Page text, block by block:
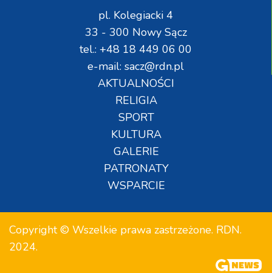
pl. Kolegiacki 4
33 - 300 Nowy Sącz
tel.: +48 18 449 06 00
e-mail: sacz@rdn.pl
AKTUALNOŚCI
RELIGIA
SPORT
KULTURA
GALERIE
PATRONATY
WSPARCIE
Copyright © Wszelkie prawa zastrzeżone. RDN.
2024.